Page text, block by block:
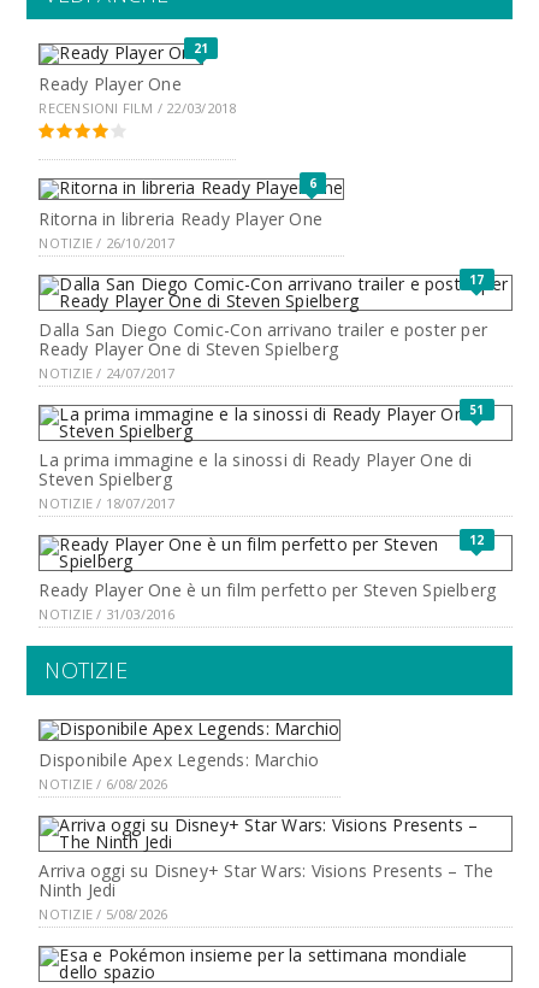
21
Ready Player One
RECENSIONI FILM / 22/03/2018
6
Ritorna in libreria Ready Player One
NOTIZIE / 26/10/2017
17
Dalla San Diego Comic-Con arrivano trailer e poster per
Ready Player One di Steven Spielberg
NOTIZIE / 24/07/2017
51
La prima immagine e la sinossi di Ready Player One di
Steven Spielberg
NOTIZIE / 18/07/2017
12
Ready Player One è un film perfetto per Steven Spielberg
NOTIZIE / 31/03/2016
NOTIZIE
Disponibile Apex Legends: Marchio
NOTIZIE / 6/08/2026
Arriva oggi su Disney+ Star Wars: Visions Presents – The
Ninth Jedi
NOTIZIE / 5/08/2026